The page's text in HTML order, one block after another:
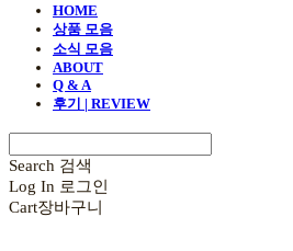
HOME
상품 모음
소식 모음
ABOUT
Q & A
후기 | REVIEW
Search 검색
Log In 로그인
Cart장바구니